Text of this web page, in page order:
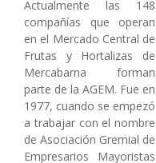
Actualmente las 148
compañías que operan
en el Mercado Central de
Frutas y Hortalizas de
Mercabarna forman
parte de la AGEM. Fue en
1977, cuando se empezó
a trabajar con el nombre
de Asociación Gremial de
Empresarios Mayoristas